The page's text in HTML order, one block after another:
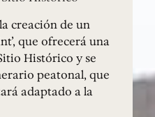
creación de un
que ofrecerá una
Histórico y se
peatonal, que
adaptado a la